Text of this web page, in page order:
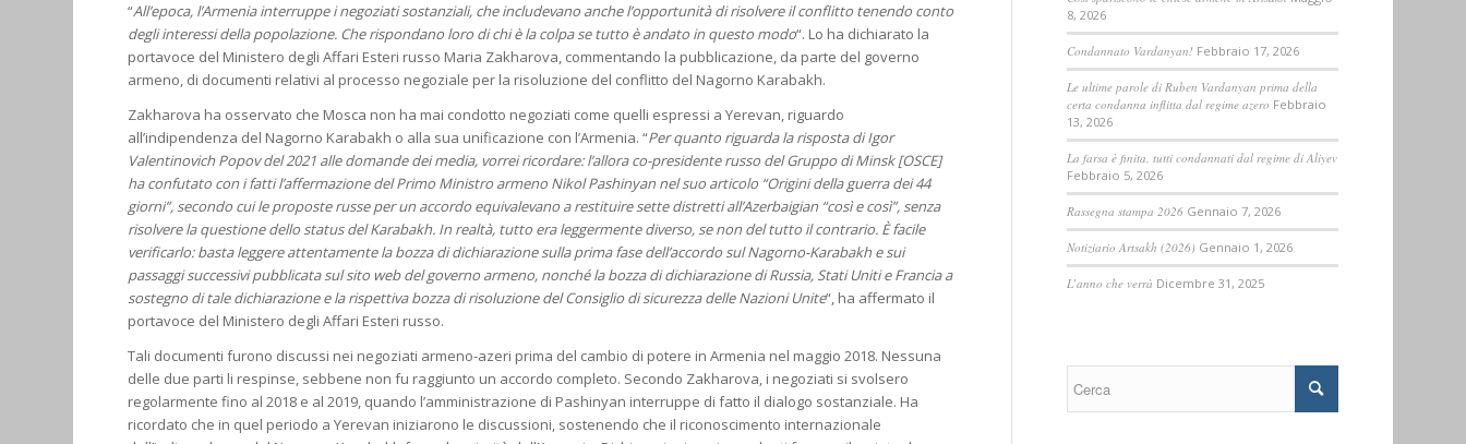
“All’epoca, l’Armenia interruppe i negoziati sostanziali, che includevano anche l’opportunità di risolvere il conflitto tenendo conto
degli interessi della popolazione. Che rispondano loro di chi è la colpa se tutto è andato in questo modo“. Lo ha dichiarato la
portavoce del Ministero degli Affari Esteri russo Maria Zakharova, commentando la pubblicazione, da parte del governo
armeno, di documenti relativi al processo negoziale per la risoluzione del conflitto del Nagorno Karabakh.
Zakharova ha osservato che Mosca non ha mai condotto negoziati come quelli espressi a Yerevan, riguardo
all’indipendenza del Nagorno Karabakh o alla sua unificazione con l’Armenia. “Per quanto riguarda la risposta di Igor
Valentinovich Popov del 2021 alle domande dei media, vorrei ricordare: l’allora co-presidente russo del Gruppo di Minsk [OSCE]
ha confutato con i fatti l’affermazione del Primo Ministro armeno Nikol Pashinyan nel suo articolo “Origini della guerra dei 44
giorni”, secondo cui le proposte russe per un accordo equivalevano a restituire sette distretti all’Azerbaigian “così e così”, senza
risolvere la questione dello status del Karabakh. In realtà, tutto era leggermente diverso, se non del tutto il contrario. È facile
verificarlo: basta leggere attentamente la bozza di dichiarazione sulla prima fase dell’accordo sul Nagorno-Karabakh e sui
passaggi successivi pubblicata sul sito web del governo armeno, nonché la bozza di dichiarazione di Russia, Stati Uniti e Francia a
sostegno di tale dichiarazione e la rispettiva bozza di risoluzione del Consiglio di sicurezza delle Nazioni Unite“, ha affermato il
portavoce del Ministero degli Affari Esteri russo.
Tali documenti furono discussi nei negoziati armeno-azeri prima del cambio di potere in Armenia nel maggio 2018. Nessuna
delle due parti li respinse, sebbene non fu raggiunto un accordo completo. Secondo Zakharova, i negoziati si svolsero
regolarmente fino al 2018 e al 2019, quando l’amministrazione di Pashinyan interruppe di fatto il dialogo sostanziale. Ha
ricordato che in quel periodo a Yerevan iniziarono le discussioni, sostenendo che il riconoscimento internazionale
8, 2026
Condannato Vardanyan! Febbraio 17, 2026
Le ultime parole di Ruben Vardanyan prima della
certa condanna inflitta dal regime azero Febbraio
13, 2026
La farsa è finita, tutti condannati dal regime di Aliyev
Febbraio 5, 2026
Rassegna stampa 2026 Gennaio 7, 2026
Notiziario Artsakh (2026) Gennaio 1, 2026
L’anno che verrà Dicembre 31, 2025